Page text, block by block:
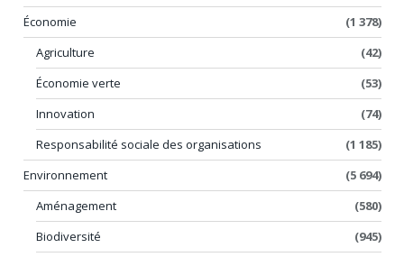
Économie
(1 378)
Agriculture
(42)
Économie verte
(53)
Innovation
(74)
Responsabilité sociale des organisations
(1 185)
Environnement
(5 694)
Aménagement
(580)
Biodiversité
(945)